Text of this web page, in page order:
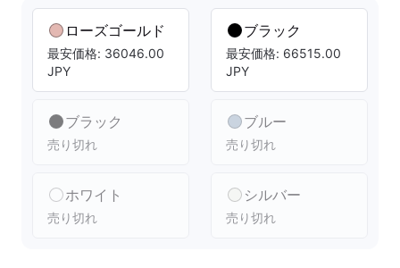
ローズゴールド
最安価格: 36046.00
JPY
ブラック
売り切れ
ホワイト
売り切れ
ブラック
最安価格: 66515.00
JPY
ブルー
売り切れ
シルバー
売り切れ